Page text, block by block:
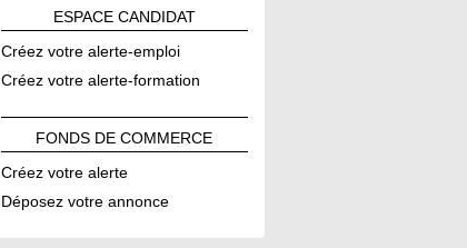
ESPACE CANDIDAT
Créez votre alerte-emploi
Créez votre alerte-formation
FONDS DECOMMERCE
Créez votre alerte
Déposez votre annonce